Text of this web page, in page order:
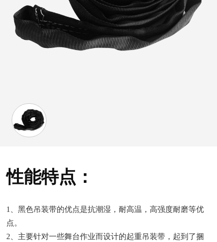
性能特点：
1、黑色吊装带的优点是抗潮湿，耐高温，高强度耐磨等优
点。
2、主要针对一些舞台作业而设计的起重吊装带，起到了捆